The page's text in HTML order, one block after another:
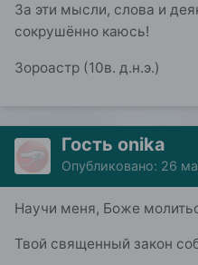
За эти мысли, слова и
сокрушённо каюсь!
Зороастр (10в. д.н.э.)
Гость onika
Опубликовано: 26
Научи меня, Боже
Твой священный закон